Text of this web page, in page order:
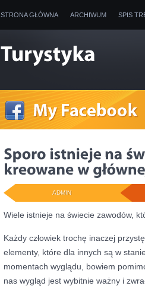
STRONA GŁÓWNA ARCHIWUM SPIS
ADMIN
Wiele istnieje na świecie zawodów,
Każdy człowiek trochę inaczej
elementy, które dla innych są w
momentach wyglądu, bowiem
nas wygląd jest wybitnie ważny i